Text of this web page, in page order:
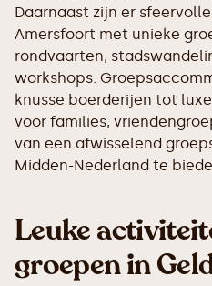
Daarnaast zijn er
Amersfoort met unieke
rondvaarten,
workshops.
knusse boerderijen tot
voor families,
van een afwisselend
Midden-Nederland te
Leuke
groepen in